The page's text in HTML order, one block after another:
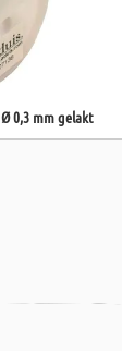
0,3 mm gelakt